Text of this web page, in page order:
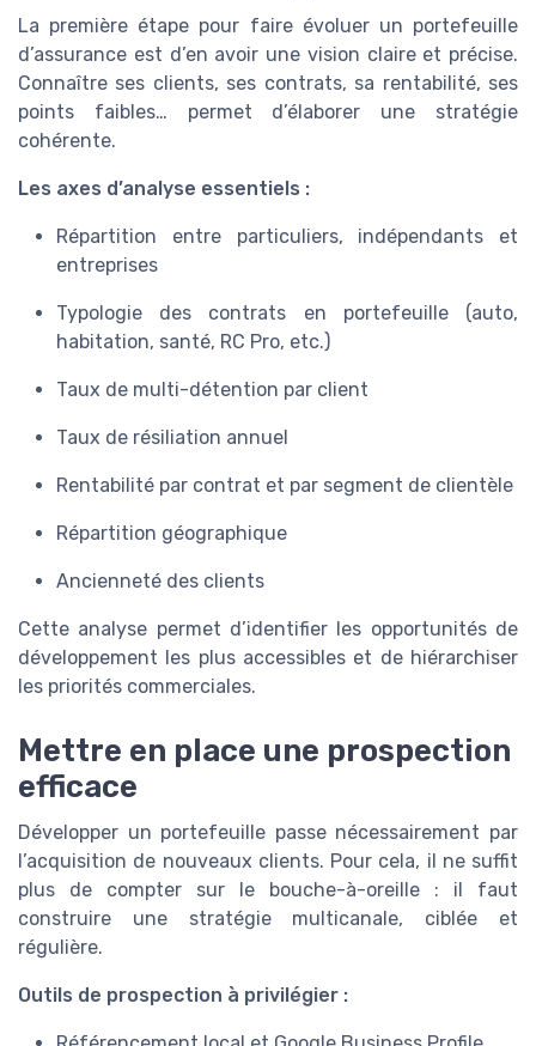
La première étape pour faire évoluer un portefeuille
d’assurance est d’en avoir une vision claire et précise.
Connaître ses clients, ses contrats, sa rentabilité, ses
points faibles… permet d’élaborer une stratégie
cohérente.
Les axes d’analyse essentiels :
Répartition entre particuliers, indépendants et
entreprises
Typologie des contrats en portefeuille (auto,
habitation, santé, RC Pro, etc.)
Taux de multi-détention par client
Taux de résiliation annuel
Rentabilité par contrat et par segment de clientèle
Répartition géographique
Ancienneté des clients
Cette analyse permet d’identifier les opportunités de
développement les plus accessibles et de hiérarchiser
les priorités commerciales.
Mettre en place une prospection
efficace
Développer un portefeuille passe nécessairement par
l’acquisition de nouveaux clients. Pour cela, il ne suffit
plus de compter sur le bouche-à-oreille : il faut
construire une stratégie multicanale, ciblée et
régulière.
Outils de prospection à privilégier :